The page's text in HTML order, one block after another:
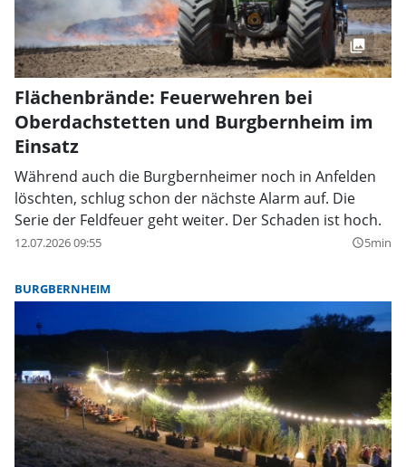
Flächenbrände: Feuerwehren bei
Oberdachstetten und Burgbernheim im
Einsatz
Während auch die Burgbernheimer noch in Anfelden
löschten, schlug schon der nächste Alarm auf. Die
Serie der Feldfeuer geht weiter. Der Schaden ist hoch.
12.07.2026 09:55 query_builder5min
BURGBERNHEIM